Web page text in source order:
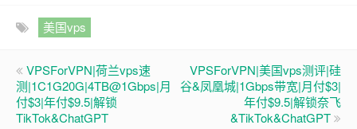
美国vps
VPSForVPN|荷兰vps速
测|1C1G20G|4TB@1Gbps|月
付$3|年付$9.5|解锁
TikTok&ChatGPT
VPSForVPN|美国vps测评|硅
谷&凤凰城|1Gbps带宽|月付$3|
年付$9.5|解锁奈飞
&TikTok&ChatGPT